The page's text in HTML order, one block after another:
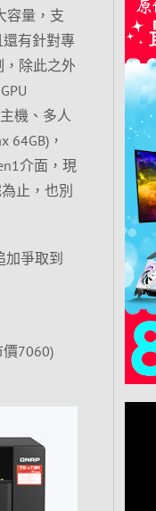
容量，支
有針對專
，除此之外
機、多人
64GB)，
介面，現
止，也別
加爭取到
7060)